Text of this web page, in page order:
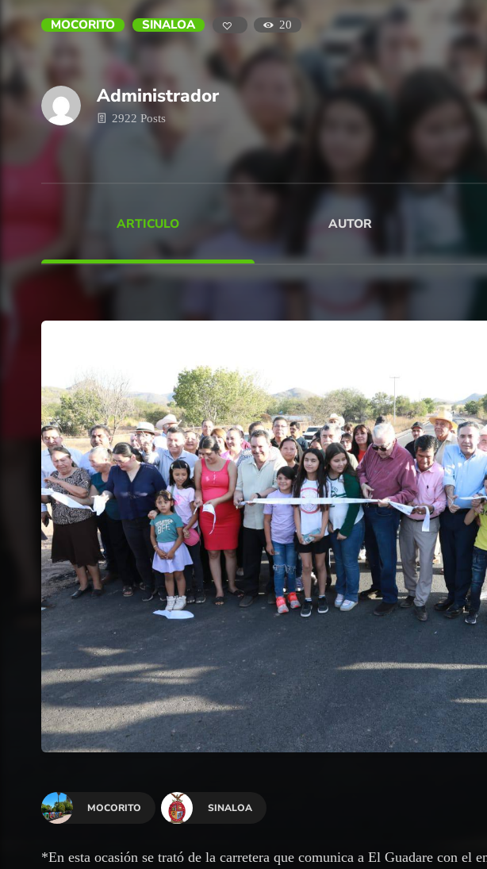
MOCORITO SINALOA 20
Administrador
2922 Posts
ARTICULO AUTOR
MOCORITO SINALOA
*En esta ocasión se trató de la carretera que comunica a El Guadare con el